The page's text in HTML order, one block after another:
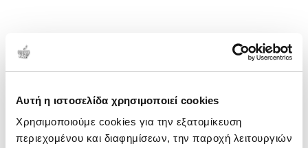
Αυτή η ιστοσελίδα χρησιμοποιεί cookies
Χρησιμοποιούμε cookies για την εξατομίκευση
περιεχομένου και διαφημίσεων, την παροχή λειτουργιών